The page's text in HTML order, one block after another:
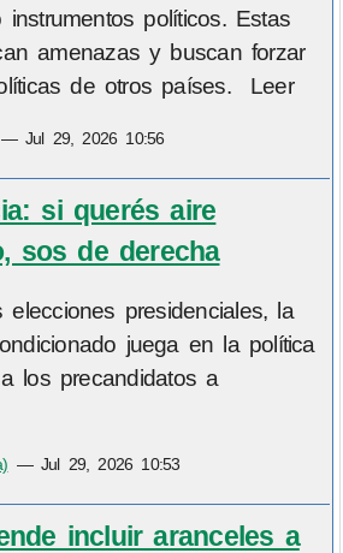
políticos. Estas
amenazas y buscan forzar
de otros países. Leer
— Jul 29, 2026 10:56
si querés aire
sos de derecha
presidenciales, la
juega en la política
los precandidatos a
— Jul 29, 2026 10:53
incluir aranceles a